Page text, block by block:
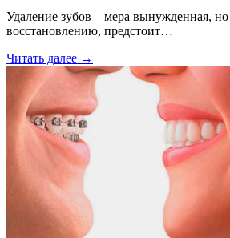
Удаление зубов – мера вынужденная,
восстановлению, предстоит…
Читать далее →